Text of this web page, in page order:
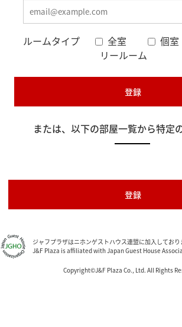
ルームタイプ 全室 個室
リールーム
または、以下の部屋一覧から特定
ジャフプラザはニホンゲストハウス連盟に加入しており
J&F Plaza is affiliated with Japan Guest House
Copyright©J&F Plaza Co., Ltd. All Rights